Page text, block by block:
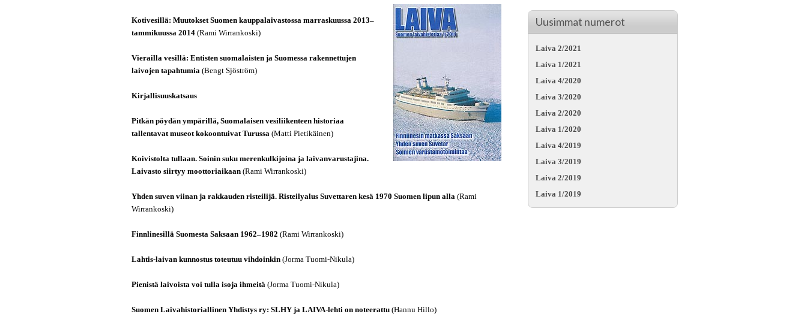
Kotivesillä: Muutokset Suomen kauppalaivastossa marraskuussa 2013–
tammikuussa 2014 (Rami Wirrankoski)
Vierailla vesillä: Entisten suomalaisten ja Suomessa rakennettujen
laivojen tapahtumia (Bengt Sjöström)
Kirjallisuuskatsaus
Pitkän pöydän ympärillä, Suomalaisen vesiliikenteen historiaa
tallentavat museot kokoontuivat Turussa (Matti Pietikäinen)
Koivistolta tullaan. Soinin suku merenkulkijoina ja laivanvarustajina.
Laivasto siirtyy moottoriaikaan (Rami Wirrankoski)
Yhden suven viinan ja rakkauden risteilijä. Risteilyalus Suvettaren kesä 1970 Suomen lipun alla (Rami
Wirrankoski)
Finnlinesillä Suomesta Saksaan 1962–1982 (Rami Wirrankoski)
Lahtis-laivan kunnostus toteutuu vihdoinkin (Jorma Tuomi-Nikula)
Pienistä laivoista voi tulla isoja ihmeitä (Jorma Tuomi-Nikula)
Suomen Laivahistoriallinen Yhdistys ry: SLHY ja LAIVA-lehti on noteerattu (Hannu Hillo)
Uusimmat numerot
Laiva 2/2021
Laiva 1/2021
Laiva 4/2020
Laiva 3/2020
Laiva 2/2020
Laiva 1/2020
Laiva 4/2019
Laiva 3/2019
Laiva 2/2019
Laiva 1/2019